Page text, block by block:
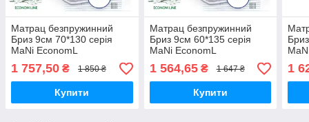
Матрац безпружинний
Бриз 9см 70*130 серія
MaNi EconomL
1 757,50 ₴ 1 850 ₴
Купити
Матрац безпружинний
Бриз 9см 60*135 серія
MaNi EconomL
1 564,65₴ 1 647 ₴
Купити
1